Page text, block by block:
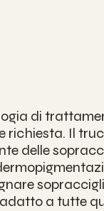
di
richiesta. Il
delle
a tutte